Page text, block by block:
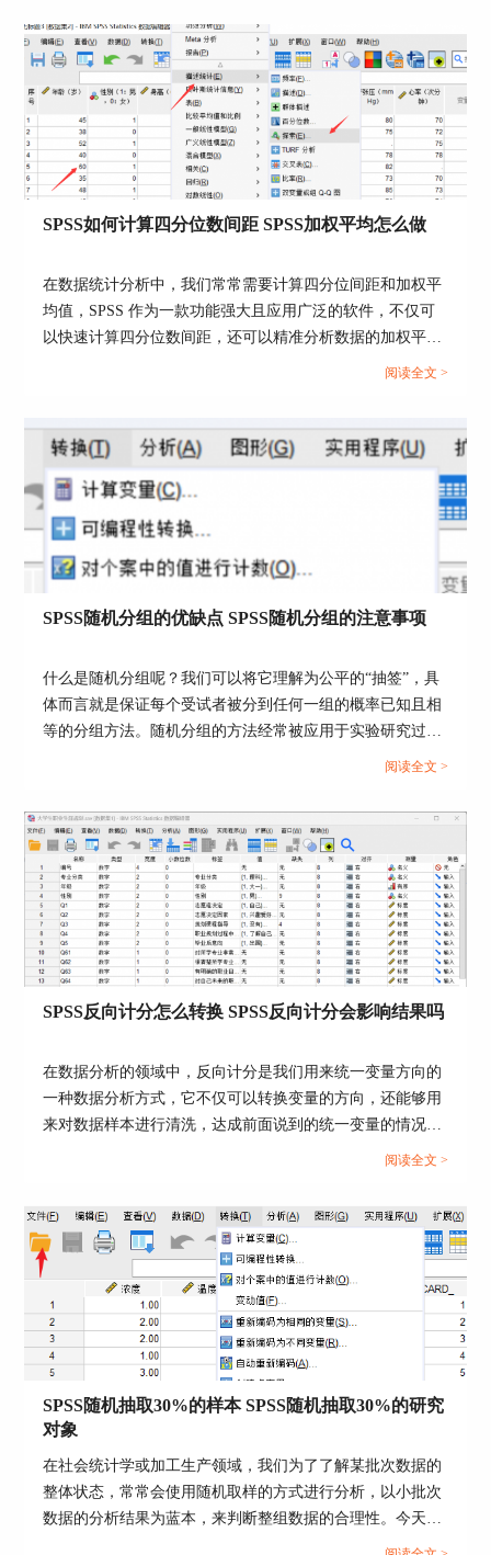
上文我们了解了SPSS个案加权的意义，知道加权处
理在统计分析中十分常见且重要。下面我们就通过
一个具体的案例来详细说明SPSS如何进行个案加权
分析的具体操作步骤。
1、打开SPSS软件，导入“血压和年龄”文件。在变
量视图中可以看到，年龄分为三类：1代表30岁以
下，2代表30到49岁，3代表50岁以上；血压也分为
三类：1代表低血压，2代表正常，3代表高血压。
下组中，血压较低的有 27 人，血压正常的有 48
人，血压偏高的有 23 人，其他年龄组也有不同数
字。
图3：导入数据
加权”，选择“人数”作为个案加权的系数。因为人
虽看不出明显变化，但右下角会显示“权重开启”，
表明已完成加权处理。
图4：进行加权处理
4、加权处理后，做交叉表分析，即年龄和血压的
表”，行拖入年龄，血压拖入列。因人数已加权，
所以不要管，点击确定。
SPSS如何计算四分位数间距 SPSS加权平均怎么做
在数据统计分析中，我们常常需要计算四分位间距和加权平
均值，SPSS 作为一款功能强大且应用广泛的软件，不仅可
以快速计算四分位数间距，还可以精准分析数据的加权平均
值。下面我们就一起来探讨SPSS如何计算四分位数间距，
阅读全文 >
SPSS随机分组的优缺点 SPSS随机分组的注意事项
什么是随机分组呢？我们可以将它理解为公平的“抽签”，具
体而言就是保证每个受试者被分到任何一组的概率已知且相
等的分组方法。随机分组的方法经常被应用于实验研究过程
中，尤其是临床试验中，在临床试验中，受试者将会完全凭
组，而不根据研究对象的年龄、病情或其他任何因素。本文
中我们就介绍一下关于SPSS随机分组的优缺点，SPSS随机
分组的注意事项的相关内容。...
阅读全文 >
SPSS反向计分怎么转换 SPSS反向计分会影响结果吗
在数据分析的领域中，反向计分是我们用来统一变量方向的
一种数据分析方式，它不仅可以转换变量的方向，还能够用
来对数据样本进行清洗，达成前面说到的统一变量的情况。
反向计分在许多数据分析场景中都有应用，例如我们在进行
个是“我今天难过”，针对不同问题的同一回答却会导向不同
的结果。所以我们需要用到反向计分的统计方法统一变量的
方向。下面以SPSS为例，给大家介绍SPSS反向计分怎么转
换，SPSS反向计分会影响结果吗的具体内容。...
阅读全文 >
SPSS随机抽取30%的样本 SPSS随机抽取30%的研究
对象
在社会统计学或加工生产领域，我们为了了解某批次数据的
整体状态，常常会使用随机取样的方式进行分析，以小批次
数据的分析结果为蓝本，来判断整组数据的合理性。今天我
就以SPSS随机抽取30%的样本，SPSS随机抽取30%的研究对